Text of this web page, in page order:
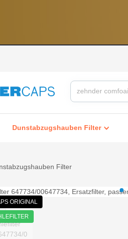
Dunstabzugshauben Filter
Filter
ORIGINAL